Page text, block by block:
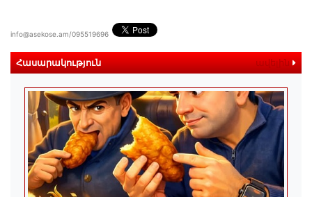
info@asekose.am/095519696
Հասարակություն ավելին